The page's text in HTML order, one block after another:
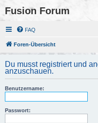
Fusion Forum
FAQ
Foren-Übersicht
Du musst registriert und
anzuschauen.
Benutzername:
Passwort: